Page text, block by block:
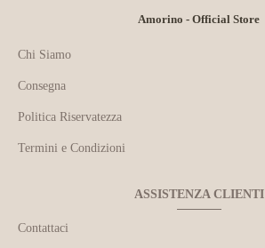
Amorino - Official Store
Chi Siamo
Consegna
Politica Riservatezza
Termini e Condizioni
ASSISTENZA CLIENTI
Contattaci